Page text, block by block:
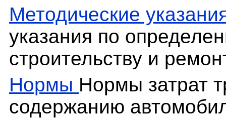
Методические
указания по
строительству и
Нормы Нормы затрат
содержанию